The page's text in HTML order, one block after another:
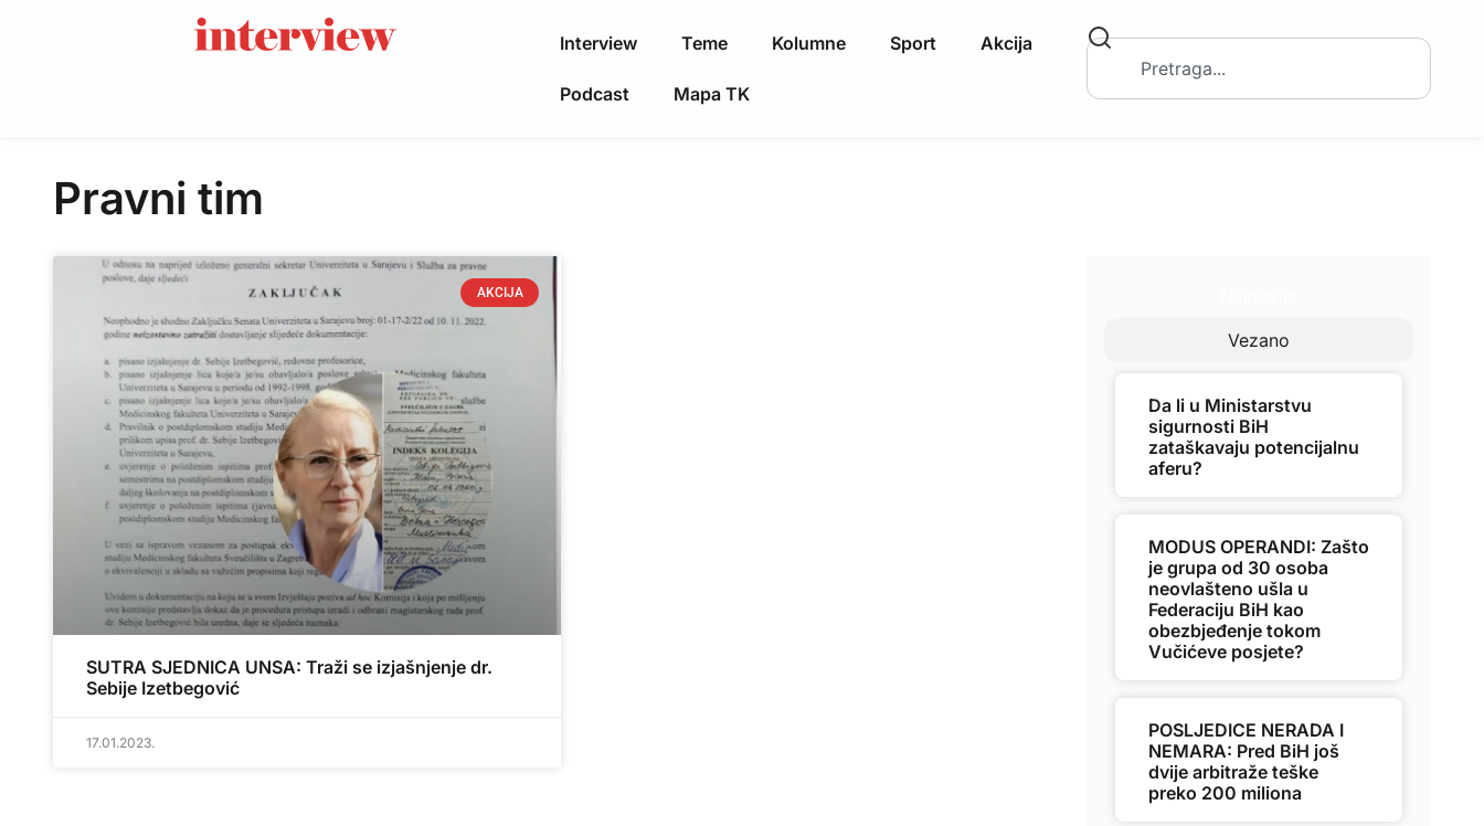
Interview Teme Kolumne Sport Akcija
Podcast Mapa TK
Pravni tim
AKCIJA
SUTRA SJEDNICA UNSA: Traži se izjašnjenje dr.
Sebije Izetbegović
17.01.2023.
Vezano
Da li u Ministarstvu
sigurnosti BiH
zataškavaju potencijalnu
aferu?
MODUS OPERANDI: Zašto
je grupa od 30 osoba
neovlašteno ušla u
Federaciju BiH kao
obezbjeđenje tokom
Vučićeve posjete?
POSLJEDICE NERADA I
NEMARA: Pred BiH još
dvije arbitraže teške
preko 200 miliona